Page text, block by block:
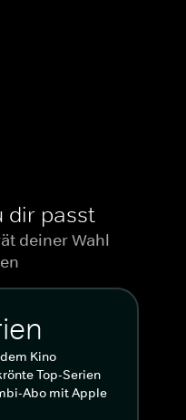
dir passt
deiner Wahl
Kino
Top-Serien
Abo mit Apple